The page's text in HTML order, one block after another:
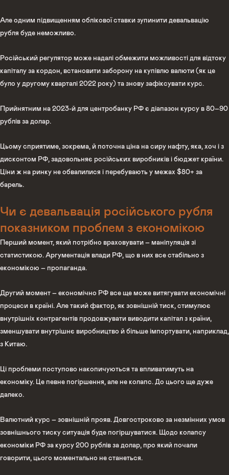
Але одним підвищенням облікової ставки зупинити девальвацію
рубля буде неможливо.
Російський регулятор може надалі обмежити можливості для відтоку
капіталу за кордон, встановити заборону на купівлю валюти (як це
було у другому кварталі 2022 року) та знову зафіксувати курс.
Прийнятним на 2023-й для центробанку РФ є діапазон курсу в 80–90
рублів за долар.
Цьому сприятиме, зокрема, й поточна ціна на сиру нафту, яка, хоч і з
дисконтом РФ, задовольняє російських виробників і бюджет країни.
Ціни ж на ринку не обвалилися і перебувають у межах $80+ за
барель.
Чи є девальвація російського рубля
показником проблем з економікою
Перший момент, який потрібно враховувати – маніпуляція зі
статистикою. Аргументація влади РФ, що в них все стабільно з
економікою – пропаганда.
Другий момент – економічно РФ все ще може витягувати економічні
процеси в країні. Але такий фактор, як зовнішній тиск, стимулює
внутрішніх контрагентів продовжувати виводити капітал з країни,
зменшувати внутрішнє виробництво й більше імпортувати, наприклад,
з Китаю.
Ці проблеми поступово накопичуються та впливатимуть на
економіку. Це певне погіршення, але не колапс. До цього ще дуже
далеко.
Валютний курс – зовнішній прояв. Довгостроково за незмінних умов
зовнішнього тиску ситуація буде погіршуватися. Щодо колапсу
економіки РФ за курсу 200 рублів за долар, про який почали
говорити, цього моментально не станеться.